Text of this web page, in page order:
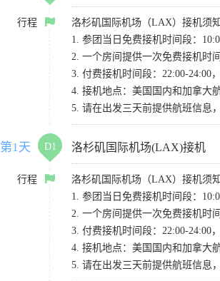
行程
洛杉矶国际机场（LAX）接机须
1. 参团当日免费接机时间段：
2. 一个房间提供一次免费接机时
3. 付费接机时间段：22:00-24:00
4. 接机地点：美国国内和加拿大
5. 请在出发三天前提供航班信息
第1天 D1 洛杉矶国际机场(LAX)接机
行程
洛杉矶国际机场（LAX）接机须
1. 参团当日免费接机时间段：
2. 一个房间提供一次免费接机时
3. 付费接机时间段：22:00-24:00
4. 接机地点：美国国内和加拿大
5. 请在出发三天前提供航班信息